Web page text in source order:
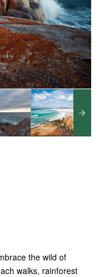
the wild of
walks, rainforest